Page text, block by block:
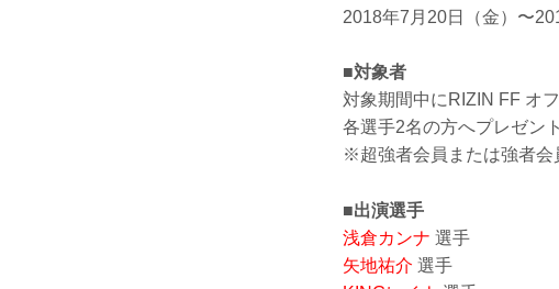
2018年7月20日（金）〜
■対象者
対象期間中にRIZIN FF オ
各選手2名の方へプレゼント
※超強者会員または強者会
■出演選手
浅倉カンナ 選手
矢地祐介 選手